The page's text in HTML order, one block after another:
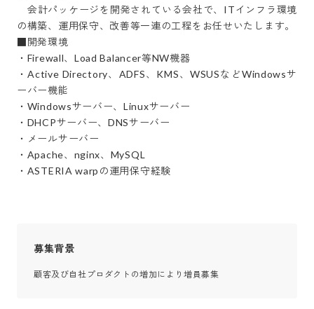
会計パッケージを開発されている会社で、ITインフラ環境
の構築、運用保守、改善等一連の工程をお任せいたします。
■開発環境
・Firewall、Load Balancer等NW機器
・Active Directory、ADFS、KMS、WSUSなどWindowsサ
ーバー機能
・Windowsサーバー、Linuxサーバー
・DHCPサーバー、DNSサーバー
・メールサーバー
・Apache、nginx、MySQL
・ASTERIA warpの運用保守経験
募集背景
顧客及び自社プロダクトの増加により増員募集